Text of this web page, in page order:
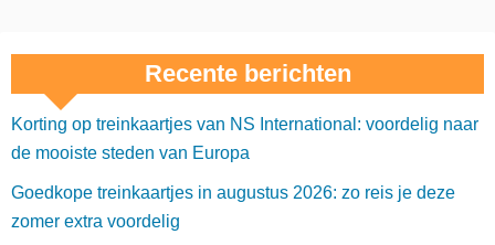
Recente berichten
Korting op treinkaartjes van NS International: voordelig naar
de mooiste steden van Europa
Goedkope treinkaartjes in augustus 2026: zo reis je deze
zomer extra voordelig